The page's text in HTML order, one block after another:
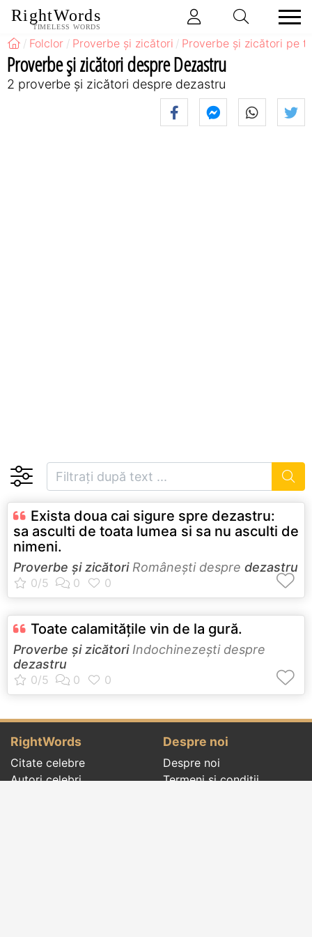
RightWords
TIMELESS WORDS
Folclor Proverbe și zicători Proverbe și zicători pe
Proverbe și zicători despre Dezastru
2 proverbe și zicători despre dezastru
Exista doua cai sigure spre dezastru:
sa asculti de toata lumea si sa nu asculti de
nimeni.
Proverbe și zicătoriRomâneşti despre dezastru
Toate calamităţile vin de la gură.
Proverbe și zicătoriIndochinezeşti despre
dezastru
RightWords
Citate celebre
Autori celebri
Despre noi
Despre noi
Termeni și condiții